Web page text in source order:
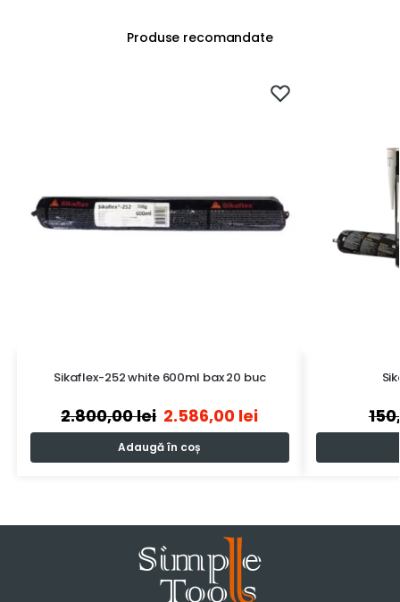
Produse recomandate
Sikaflex-252 white 600ml bax 20 buc
2.800,00lei 2.586,00 lei
Adaugă în coș